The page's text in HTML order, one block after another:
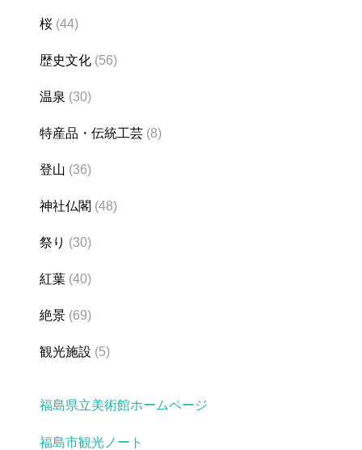
桜 (44)
歴史文化 (56)
温泉 (30)
特産品・伝統工芸 (8)
登山 (36)
神社仏閣 (48)
祭り (30)
紅葉 (40)
絶景 (69)
観光施設 (5)
福島県立美術館ホームページ
福島市観光ノート